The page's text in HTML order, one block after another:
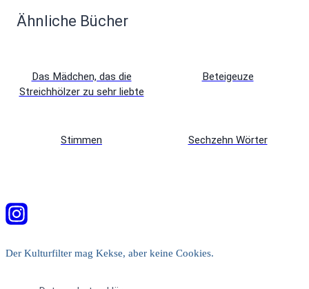
Ähnliche Bücher
Das Mädchen, das die
Streichhölzer zu sehr liebte
Beteigeuze
Stimmen Sechzehn Wörter
Der Kulturfilter mag Kekse, aber keine Cookies.